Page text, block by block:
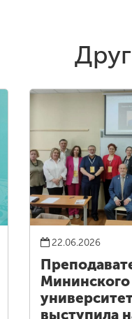
22.06.2026
Мининского
выступила